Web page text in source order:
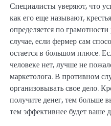
Специалисты уверяют, что
как его еще называют,
определяется по
случае, если фермер сам
остается в большом плюсе.
человеке нет, лучше не
маркетолога. В противном
организовывать свое дело.
получите денег, тем больше
тем эффективнее будет ваше